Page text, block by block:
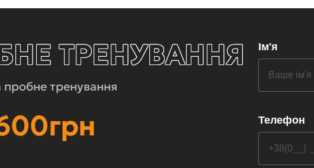
ТРЕНУВАННЯ
тренування
Ім'я
Телефон